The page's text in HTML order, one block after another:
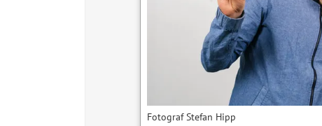
Fotograf Stefan Hipp